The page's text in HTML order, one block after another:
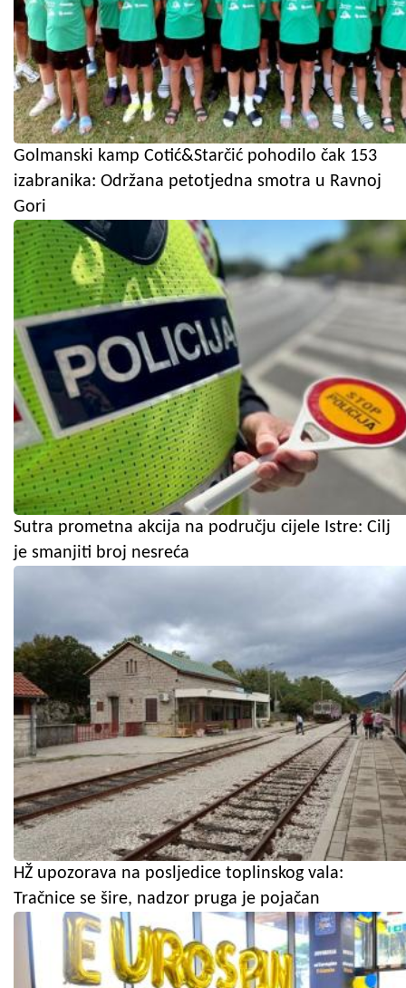
Golmanski kamp Cotić&Starčić pohodilo čak 153
izabranika: Održana petotjedna smotra u Ravnoj
Gori
Sutra prometna akcija na području cijele Istre: Cilj
je smanjiti broj nesreća
HŽ upozorava na posljedice toplinskog vala:
Tračnice se šire, nadzor pruga je pojačan